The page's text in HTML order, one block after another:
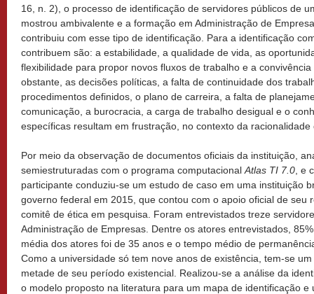
16, n. 2), o processo de identificação de servidores públicos de
mostrou ambivalente e a formação em Administração de
contribuiu com esse tipo de identificação. Para a identificação
contribuem são: a estabilidade, a qualidade de vida, as
flexibilidade para propor novos fluxos de trabalho e a
obstante, as decisões políticas, a falta de continuidade dos
procedimentos definidos, o plano de carreira, a falta de
comunicação, a burocracia, a carga de trabalho desigual e o
específicas resultam em frustração, no contexto da racionalidade
Por meio da observação de documentos oficiais da instituição,
semiestruturadas com o programa computacional Atlas TI 7.0 , e
participante conduziu-se um estudo de caso em uma instituição
governo federal em 2015, que contou com o apoio oficial de seu
comitê de ética em pesquisa. Foram entrevistados treze
Administração de Empresas. Dentre os atores entrevistados,
média dos atores foi de 35 anos e o tempo médio de
Como a universidade só tem nove anos de existência, tem-se
metade de seu período existencial. Realizou-se a análise da
o modelo proposto na literatura para um mapa de identificação e